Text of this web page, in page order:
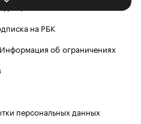
на РБК
Информация об ограничениях
персональных данных